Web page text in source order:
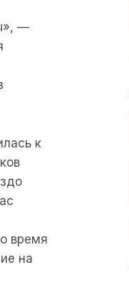
—
к
время
на